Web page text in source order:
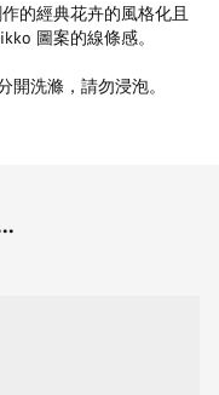
的經典花卉的風格化且
圖案的線條感。
洗滌，請勿浸泡。